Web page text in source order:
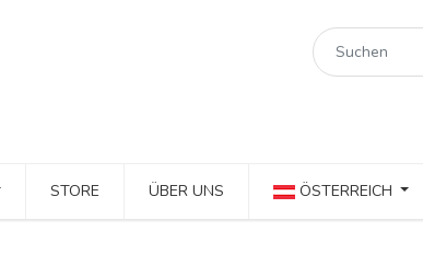
STORE ÜBER UNS ÖSTERREICH